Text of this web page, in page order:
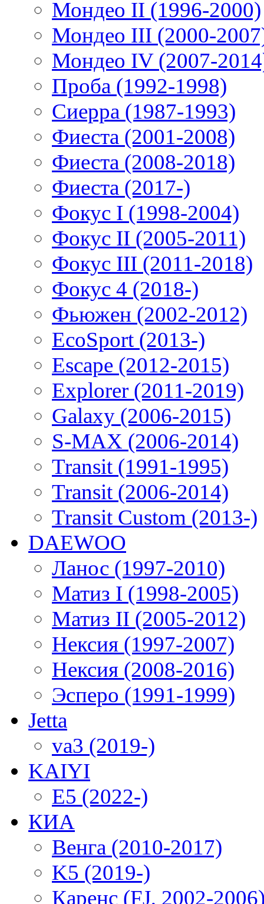
Мондео II (1996-2000)
Мондео III (2000-
Мондео IV (2007-
Проба (1992-1998)
Сиерра (1987-1993)
Фиеста (2001-2008)
Фиеста (2008-2018)
Фиеста (2017-)
Фокус I (1998-2004)
Фокус II (2005-2011)
Фокус III (2011-2018)
Фокус 4 (2018-)
Фьюжен (2002-2012)
EcoSport (2013-)
Escape (2012-2015)
Explorer (2011-2019)
Galaxy (2006-2015)
S-MAX (2006-2014)
Transit (1991-1995)
Transit (2006-2014)
Transit Custom (2013-)
DAEWOO
Ланос (1997-2010)
Матиз I (1998-2005)
Матиз II (2005-2012)
Нексия (1997-2007)
Нексия (2008-2016)
Эсперо (1991-1999)
Jetta
va3 (2019-)
KAIYI
E5 (2022-)
КИА
Венга (2010-2017)
K5 (2019-)
Каренс (FJ, 2002-